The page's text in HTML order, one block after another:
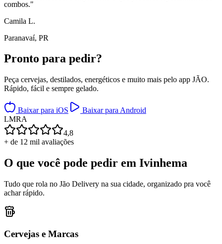
combos."
Camila L.
Paranavaí, PR
Pronto para pedir?
Peça cervejas, destilados, energéticos e muito mais pelo app JÃO.
Rápido, fácil e sempre gelado.
Baixar para iOS
Baixar para Android
LMRA
4,8
+ de 12 mil avaliações
O que você pode pedir em Ivinhema
Tudo que rola no Jão Delivery na sua cidade, organizado pra você
achar rápido.
Cervejas e Marcas